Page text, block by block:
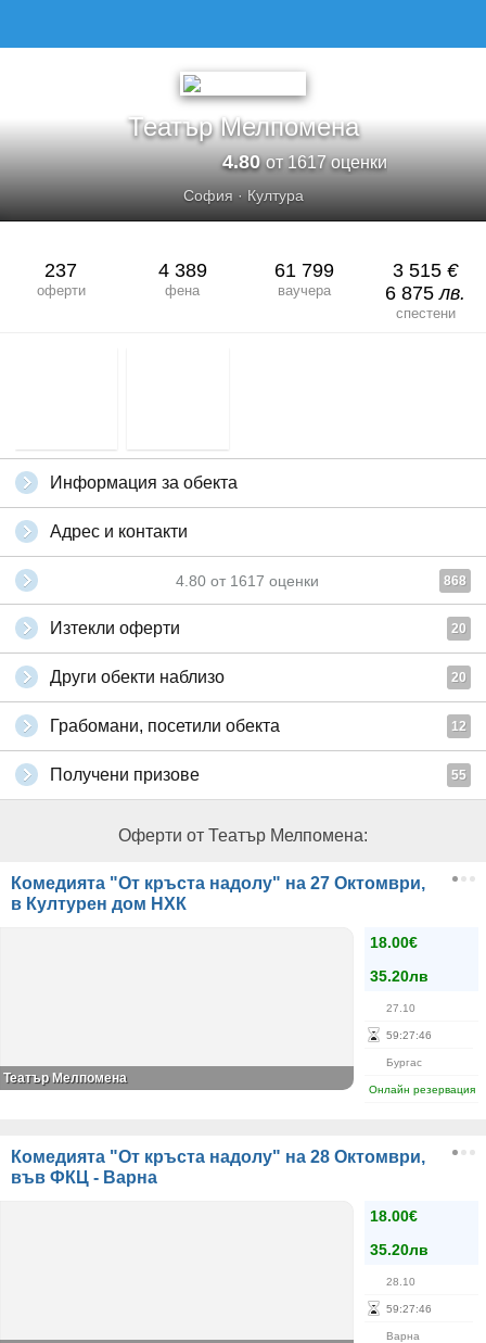
Театър Мелпомена
4.80от 1617 оценки
София· Култура
237
оферти
4 389
фена
61 799
ваучера
3 515 €
6 875лв.
спестени
Информация за обекта
Адрес и контакти
4.80 от 1617 оценки 868
Изтекли оферти 20
Други обекти наблизо 20
Грабомани, посетили обекта 12
Получени призове 55
Оферти от Театър Мелпомена:
Комедията "От кръста надолу" на 27 Октомври,
в Културен дом НХК
18.00€
35.20лв
27.10
59:27:46
Бургас
Онлайн резервация
Театър Мелпомена
Комедията "От кръста надолу" на 28 Октомври,
във ФКЦ - Варна
18.00€
35.20лв
28.10
59:27:46
Варна